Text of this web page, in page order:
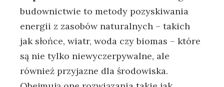
budownictwie to metody pozyskiwania
energii z zasobów naturalnych ‌– takich
jak słońce, wiatr, woda czy biomas – które
są‍ nie tylko niewyczerpywalne, ale
również‌ przyjazne dla środowiska.